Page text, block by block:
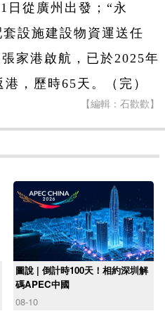
日從廣州出發；“永
設施建設物資運送任
家港啟航，已於2025年
，歷時65天。（完）
【編輯：石歡歡】
圖說 | 倒計時100天！相約深圳解
碼APEC中國
08-10